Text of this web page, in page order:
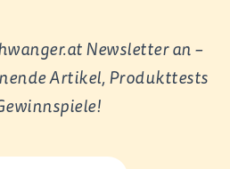
Newsletter an –
Artikel, Produkttests